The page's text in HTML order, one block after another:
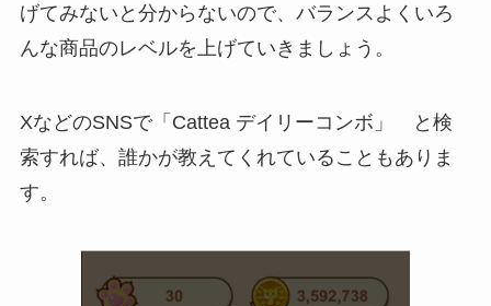
げてみないと分からないので、バランスよくいろ
んな商品のレベルを上げていきましょう。
XなどのSNSで「Cattea デイリーコンボ」 と検
索すれば、誰かが教えてくれていることもありま
す。